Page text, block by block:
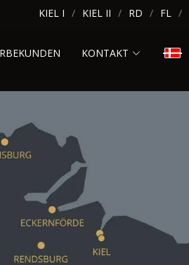
KIEL I KIEL II RD FL
KONTAKT